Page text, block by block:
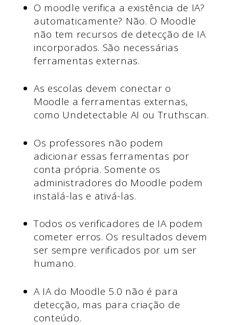
O moodle verifica a existência de IA?
automaticamente? Não. O Moodle
não tem recursos de detecção de IA
incorporados. São necessárias
ferramentas externas.
As escolas devem conectar o
Moodle a ferramentas externas,
como Undetectable AI ou Truthscan.
Os professores não podem
adicionar essas ferramentas por
conta própria. Somente os
administradores do Moodle podem
instalá-las e ativá-las.
Todos os verificadores de IA podem
cometer erros. Os resultados devem
ser sempre verificados por um ser
humano.
A IA do Moodle 5.0 não é para
detecção, mas para criação de
conteúdo.